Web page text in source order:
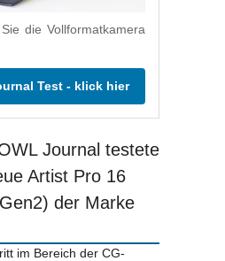
die Vollformatkamera
Test - klick hier
Journal testete
Artist Pro 16
der Marke
im Bereich der CG-